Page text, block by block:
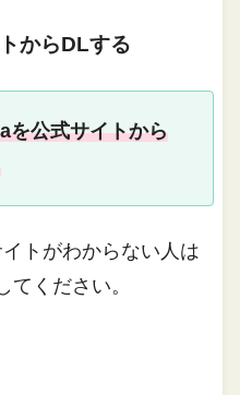
からDLする
を公式サイトから
トがわからない人は
てください。